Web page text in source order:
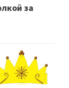
за